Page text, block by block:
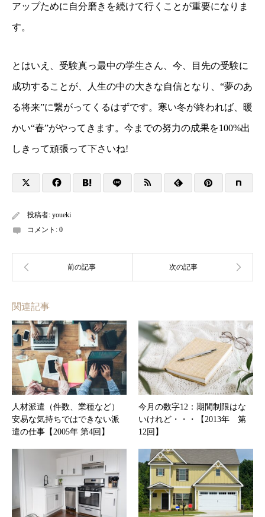
アップために自分磨きを続けて行くことが重要になりま
す。
とはいえ、受験真っ最中の学生さん、今、目先の受験に
成功することが、人生の中の大きな自信となり、“夢のあ
る将来”に繋がってくるはずです。寒い冬が終われば、暖
かい“春”がやってきます。今までの努力の成果を100%出
しきって頑張って下さいね!
投稿者: youeki
コメント: 0
関連記事
人材派遣（件数、業種など）
安易な気持ちではできない派
遣の仕事【2005年 第4回】
今月の数字12：期間制限はな
いけれど・・・【2013年 第
12回】